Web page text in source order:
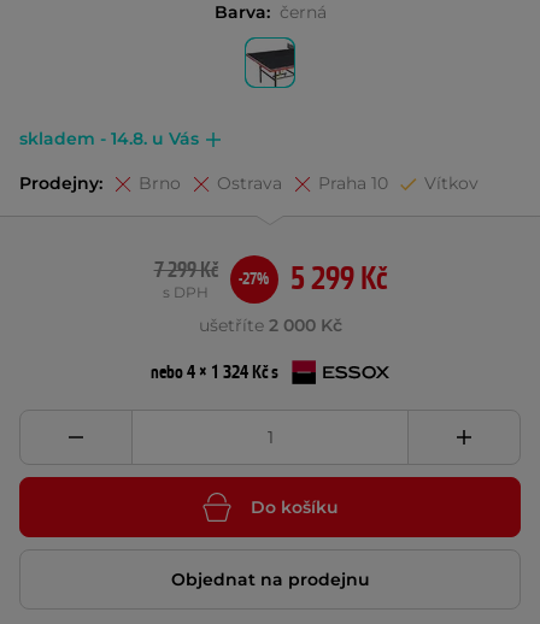
Barva: černá
skladem - 14.8. u Vás
Prodejny: Brno Ostrava Praha 10 Vítkov
5 299 Kč
7 299 Kč
s DPH
-27%
ušetříte 2 000 Kč
nebo 4 × 1 324 Kč s
Do košíku
Objednat na prodejnu